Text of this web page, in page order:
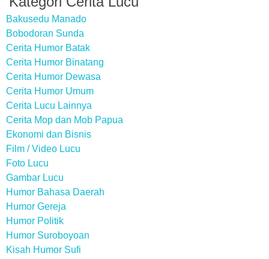
Bakusedu Manado
Bobodoran Sunda
Cerita Humor Batak
Cerita Humor Binatang
Cerita Humor Dewasa
Cerita Humor Umum
Cerita Lucu Lainnya
Cerita Mop dan Mob Papua
Ekonomi dan Bisnis
Film / Video Lucu
Foto Lucu
Gambar Lucu
Humor Bahasa Daerah
Humor Gereja
Humor Politik
Humor Suroboyoan
Kisah Humor Sufi